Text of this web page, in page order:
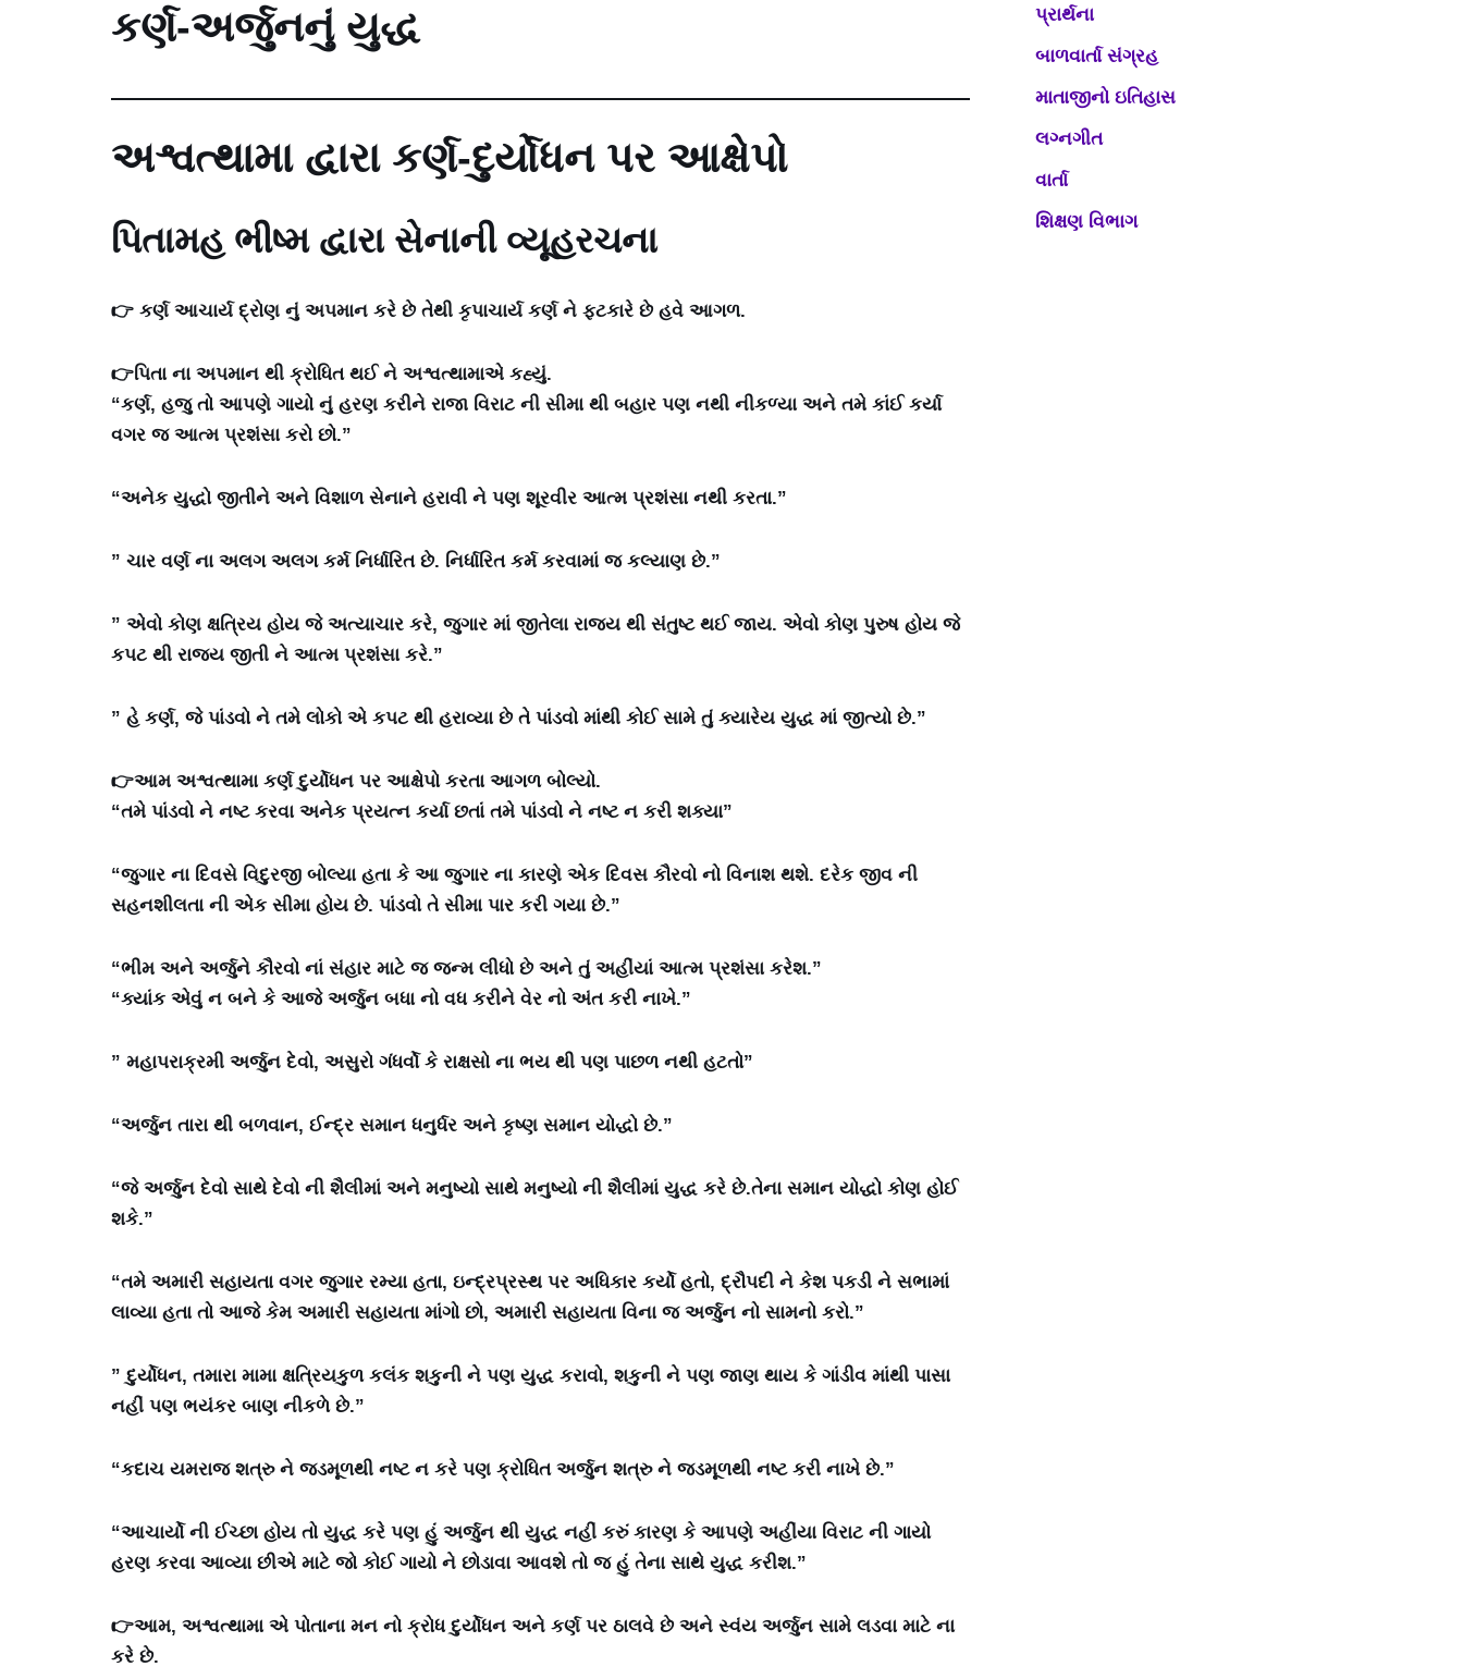
કર્ણ-અર્જુનનું યુદ્ધ
અશ્વત્થામા દ્વારા કર્ણ-દુર્યોધન પર આક્ષેપો
પિતામહ ભીષ્મ દ્વારા સેનાની વ્યૂહરચના
👉 કર્ણ આચાર્ય દ્રોણ નું અપમાન કરે છે તેથી કૃપાચાર્ય કર્ણ ને ફટકારે છે હવે આગળ.
👉પિતા ના અપમાન થી ક્રોધિત થઈ ને અશ્વત્થામાએ કહ્યું.
“કર્ણ, હજુ તો આપણે ગાયો નું હરણ કરીને રાજા વિરાટ ની સીમા થી બહાર પણ નથી નીકળ્યા અને તમે કાંઈ કર્યા
વગર જ આત્મ પ્રશંસા કરો છો.”
“અનેક યુદ્ધો જીતીને અને વિશાળ સેનાને હરાવી ને પણ શૂરવીર આત્મ પ્રશંસા નથી કરતા.”
” ચાર વર્ણ ના અલગ અલગ કર્મ નિર્ધારિત છે. નિર્ધારિત કર્મ કરવામાં જ કલ્યાણ છે.”
” એવો કોણ ક્ષત્રિય હોય જે અત્યાચાર કરે, જુગાર માં જીતેલા રાજ્ય થી સંતુષ્ટ થઈ જાય. એવો કોણ પુરુષ હોય જે
કપટ થી રાજ્ય જીતી ને આત્મ પ્રશંસા કરે.”
” હે કર્ણ, જે પાંડવો ને તમે લોકો એ કપટ થી હરાવ્યા છે તે પાંડવો માંથી કોઈ સામે તું ક્યારેય યુદ્ધ માં જીત્યો છે.”
👉આમ અશ્વત્થામા કર્ણ દુર્યોધન પર આક્ષેપો કરતા આગળ બોલ્યો.
“તમે પાંડવો ને નષ્ટ કરવા અનેક પ્રયત્ન કર્યા છતાં તમે પાંડવો ને નષ્ટ ન કરી શક્યા”
“જુગાર ના દિવસે વિદુરજી બોલ્યા હતા કે આ જુગાર ના કારણે એક દિવસ કૌરવો નો વિનાશ થશે. દરેક જીવ ની
સહનશીલતા ની એક સીમા હોય છે. પાંડવો તે સીમા પાર કરી ગયા છે.”
“ભીમ અને અર્જુને કૌરવો નાં સંહાર માટે જ જન્મ લીધો છે અને તું અહીંયાં આત્મ પ્રશંસા કરેશ.”
“ક્યાંક એવું ન બને કે આજે અર્જુન બધા નો વધ કરીને વેર નો અંત કરી નાખે.”
” મહાપરાક્રમી અર્જુન દેવો, અસુરો ગંધર્વો કે રાક્ષસો ના ભય થી પણ પાછળ નથી હટતો”
“અર્જુન તારા થી બળવાન, ઈન્દ્ર સમાન ધનુર્ધર અને કૃષ્ણ સમાન યોદ્ધો છે.”
“જે અર્જુન દેવો સાથે દેવો ની શૈલીમાં અને મનુષ્યો સાથે મનુષ્યો ની શૈલીમાં યુદ્ધ કરે છે.તેના સમાન યોદ્ધો કોણ હોઈ
શકે.”
“તમે અમારી સહાયતા વગર જુગાર રમ્યા હતા, ઇન્દ્રપ્રસ્થ પર અધિકાર કર્યો હતો, દ્રૌપદી ને કેશ પકડી ને સભામાં
લાવ્યા હતા તો આજે કેમ અમારી સહાયતા માંગો છો, અમારી સહાયતા વિના જ અર્જુન નો સામનો કરો.”
” દુર્યોધન, તમારા મામા ક્ષત્રિયકુળ કલંક શકુની ને પણ યુદ્ધ કરાવો, શકુની ને પણ જાણ થાય કે ગાંડીવ માંથી પાસા
નહીં પણ ભયંકર બાણ નીકળે છે.”
“કદાચ યમરાજ શત્રુ ને જડમૂળથી નષ્ટ ન કરે પણ ક્રોધિત અર્જુન શત્રુ ને જડમૂળથી નષ્ટ કરી નાખે છે.”
“આચાર્યો ની ઈચ્છા હોય તો યુદ્ધ કરે પણ હું અર્જુન થી યુદ્ધ નહીં કરું કારણ કે આપણે અહીંયા વિરાટ ની ગાયો
હરણ કરવા આવ્યા છીએ માટે જો કોઈ ગાયો ને છોડાવા આવશે તો જ હું તેના સાથે યુદ્ધ કરીશ.”
👉આમ, અશ્વત્થામા એ પોતાના મન નો ક્રોધ દુર્યોધન અને કર્ણ પર ઠાલવે છે અને સ્વંય અર્જુન સામે લડવા માટે ના
કરે છે.
પ્રાર્થના
બાળવાર્તા સંગ્રહ
માતાજીનો ઇતિહાસ
લગ્નગીત
વાર્તા
શિક્ષણ વિભાગ